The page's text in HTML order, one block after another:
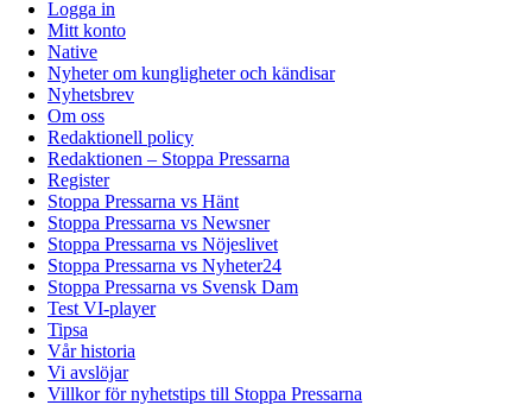
Logga in
Mitt konto
Native
Nyheter om kungligheter och kändisar
Nyhetsbrev
Om oss
Redaktionell policy
Redaktionen – Stoppa Pressarna
Register
Stoppa Pressarna vs Hänt
Stoppa Pressarna vs Newsner
Stoppa Pressarna vs Nöjeslivet
Stoppa Pressarna vs Nyheter24
Stoppa Pressarna vs Svensk Dam
Test VI-player
Tipsa
Vår historia
Vi avslöjar
Villkor för nyhetstips till Stoppa Pressarna